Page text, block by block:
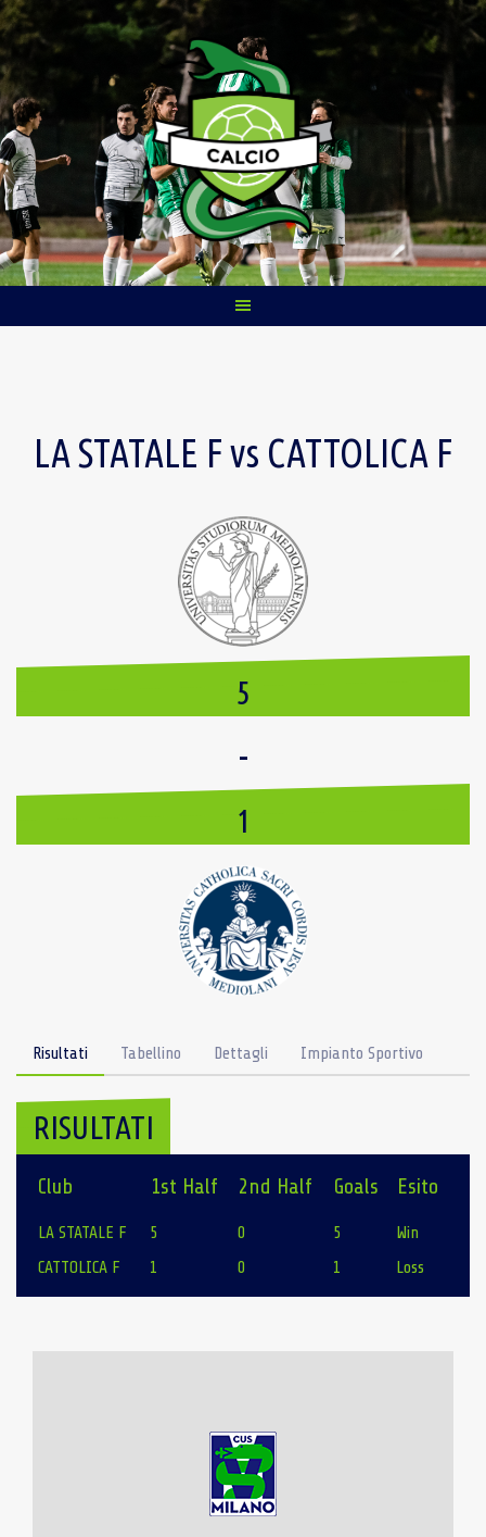
Skip
to
content
LA STATALE F vs CATTOLICA F
5
-
1
Risultati Tabellino Dettagli Impianto Sportivo
RISULTATI
Club 1st Half 2nd Half Goals Esito
LA STATALE F 5 0 5
Win
CATTOLICA F
1 0 1 Loss